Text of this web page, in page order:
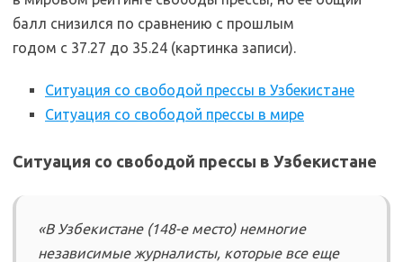
балл снизился по сравнению с прошлым
годом с 37.27 до 35.24 (картинка записи).
Ситуация со свободой прессы в Узбекистане
Ситуация со свободой прессы в мире
Ситуация со свободой прессы в Узбекистане
«В Узбекистане (148-е место) немногие
независимые журналисты, которые все еще